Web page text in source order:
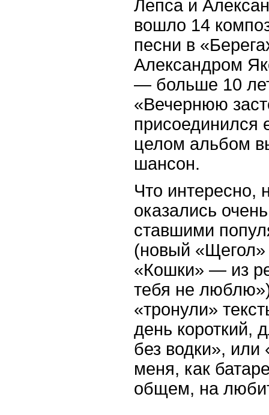
Лепса и
вошло 14
песни в
Александром
— больше 10
«Вечернюю
целом альбом
шансон.
Что интересно,
оказались
ставшими
(новый «Щегол»
«Кошки» — из
тебя не
«тронули»
день короткий,
без водки», или
меня, как
общем, на